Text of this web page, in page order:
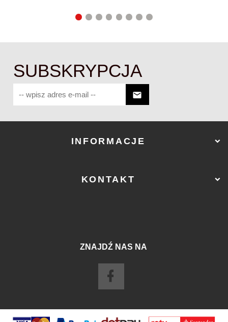
SUBSKRYPCJA
INFORMACJE
KONTAKT
sklep@ostry-sklep.pl
ZNAJDŹ NAS NA